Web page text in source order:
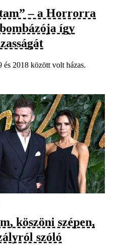
– a Horrorra
így
2018 között volt házas.
köszöni szépen,
szóló